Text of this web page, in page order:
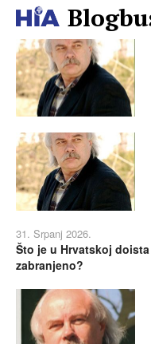
31. Srpanj 2026.
Što je u Hrvatskoj doista
zabranjeno?